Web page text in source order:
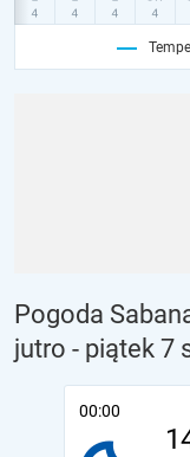
Pogoda
jutro - piątek 7
00:00